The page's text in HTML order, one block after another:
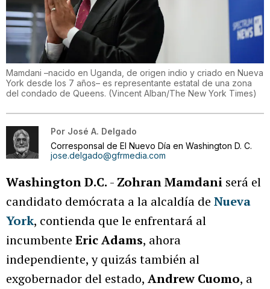
Mamdani –nacido en Uganda, de origen indio y criado en Nueva
York desde los 7 años– es representante estatal de una zona
del condado de Queens. (Vincent Alban/The New York Times)
Por José A. Delgado
Corresponsal de El Nuevo Día en Washington D. C.
jose.delgado@gfrmedia.com
Washington D.C. - Zohran Mamdani será el
candidato demócrata a la alcaldía de Nueva
York, contienda que le enfrentará al
incumbente Eric Adams, ahora
independiente, y quizás también al
exgobernador del estado, Andrew Cuomo, a